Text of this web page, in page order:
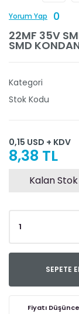
Yorum Yap
0
22MF 35V
SMD
Kategori
Stok Kodu
0,15 USD + KDV
8,38 TL
Kalan Stok
SEPETE
Fiyatı